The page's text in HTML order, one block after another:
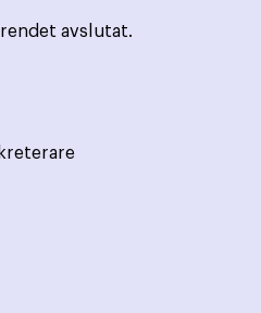
avslutat.
Sekreterare